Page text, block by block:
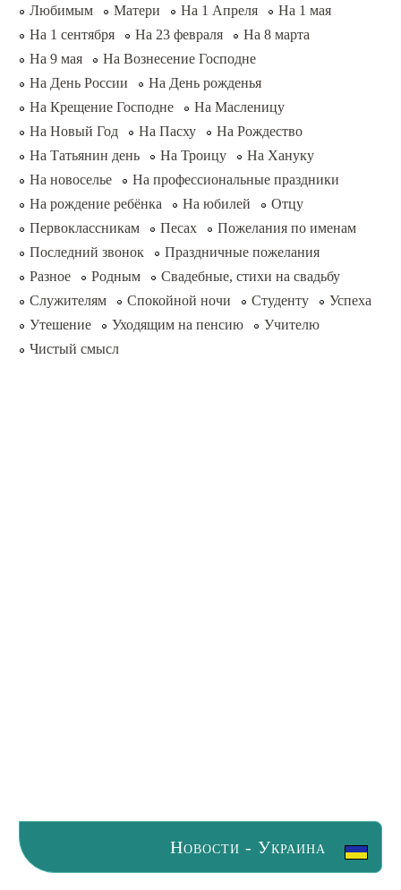
Любимым
Матери На 1 Апреля
На 1 мая
На 1 сентября
На 23 февраля
На 8 марта
На 9 мая
На Вознесение Господне
На День России
На День рожденья
На Крещение Господне
На Масленицу
На Новый Год
На Пасху
На Рождество
На Татьянин день
На Троицу
На Хануку
На новоселье
На профессиональные праздники
На рождение ребёнка
На юбилей
Отцу
Первоклассникам
Песах
Пожелания по именам
Последний звонок
Праздничные пожелания
Разное
Родным
Свадебные, стихи на свадьбу
Служителям
Спокойной ночи Студенту
Успеха
Утешение
Уходящим на пенсию
Учителю
Чистый смысл
Новости - Украина